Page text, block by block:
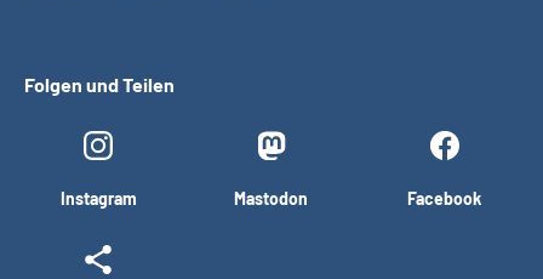
Folgen und Teilen
Instagram Mastodon Facebook